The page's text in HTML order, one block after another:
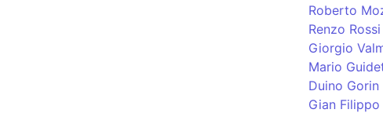
Roberto
Renzo Rossi
Giorgio
Mario
Duino Gorin
Gian Filippo